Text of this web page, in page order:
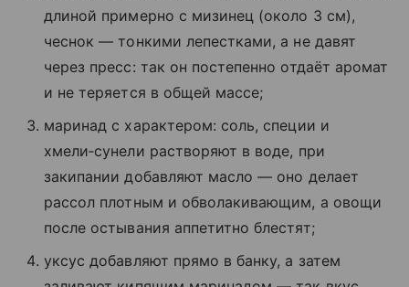
длиной примерно с мизинец (около 3 см),
чеснок — тонкими лепестками, а не давят
через пресс: так он постепенно отдаёт аромат
и не теряется в общей массе;
маринад с характером: соль, специи и
хмели‑сунели растворяют в воде, при
закипании добавляют масло — оно делает
рассол плотным и обволакивающим, а овощи
после остывания аппетитно блестят;
уксус добавляют прямо в банку, а затем